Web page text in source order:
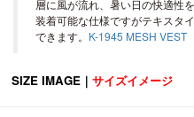
層に風が流れ、暑い日の快適性
装着可能な仕様ですがテキスタ
できます。 K-1945 MESH VEST
SIZE IMAGE｜ サイズイメージ